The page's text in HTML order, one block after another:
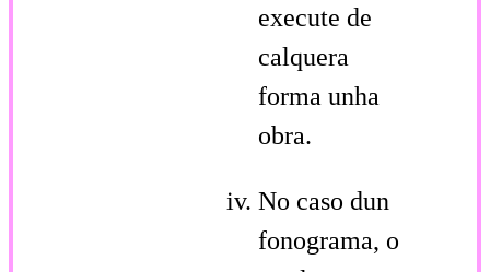
execute de
calquera
forma unha
obra.
No caso dun
fonograma, o